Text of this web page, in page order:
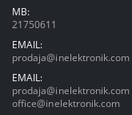
MB:
21750611
EMAIL:
prodaja@inelektronik.com
EMAIL:
prodaja@inelektronik.com
office@inelektronik.com